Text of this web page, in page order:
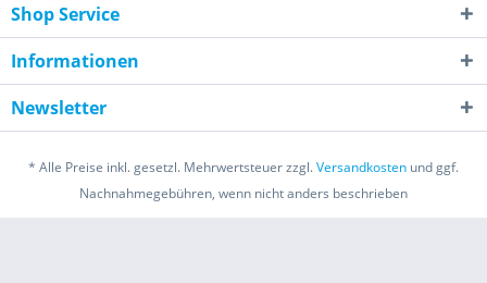
Shop Service
Informationen
Newsletter
* Alle Preise inkl. gesetzl. Mehrwertsteuer zzgl.Versandkosten und ggf.
Nachnahmegebühren, wenn nicht anders beschrieben